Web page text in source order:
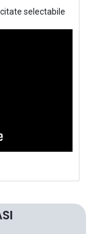
selectabile